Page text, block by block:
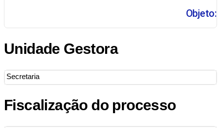
Objeto:
Unidade Gestora
Secretaria
Fiscalização do processo